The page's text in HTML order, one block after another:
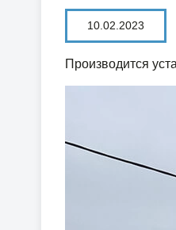
10.02.2023
Производится